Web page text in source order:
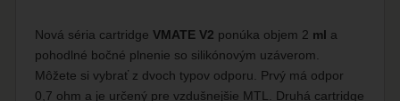
Nová séria cartridgeVMATE V2 ponúka objem 2 ml a
pohodlné bočné plnenie so silikónovým uzáverom.
Môžete si vybrať z dvoch typov odporu. Prvý má odpor
0,7 ohm a je určený pre vzdušnejšie MTL. Druhá cartridge